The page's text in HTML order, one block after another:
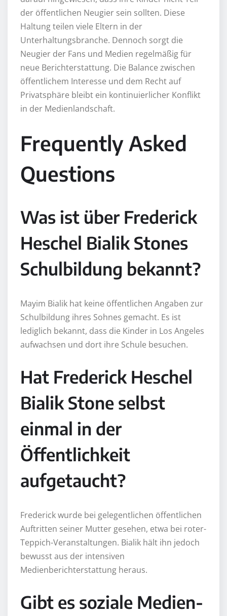
der öffentlichen Neugier sein sollten. Diese
Haltung teilen viele Eltern in der
Unterhaltungsbranche. Dennoch sorgt die
Neugier der Fans und Medien regelmäßig für
neue Berichterstattung. Die Balance zwischen
öffentlichem Interesse und dem Recht auf
Privatsphäre bleibt ein kontinuierlicher Konflikt
in der Medienlandschaft.
Frequently Asked
Questions
Was ist über Frederick
Heschel Bialik Stones
Schulbildung bekannt?
Mayim Bialik hat keine öffentlichen Angaben zur
Schulbildung ihres Sohnes gemacht. Es ist
lediglich bekannt, dass die Kinder in Los Angeles
aufwachsen und dort ihre Schule besuchen.
Hat Frederick Heschel
Bialik Stone selbst
einmal in der
Öffentlichkeit
aufgetaucht?
Frederick wurde bei gelegentlichen öffentlichen
Auftritten seiner Mutter gesehen, etwa bei roter-
Teppich-Veranstaltungen. Bialik hält ihn jedoch
bewusst aus der intensiven
Medienberichterstattung heraus.
Gibt es soziale Medien-